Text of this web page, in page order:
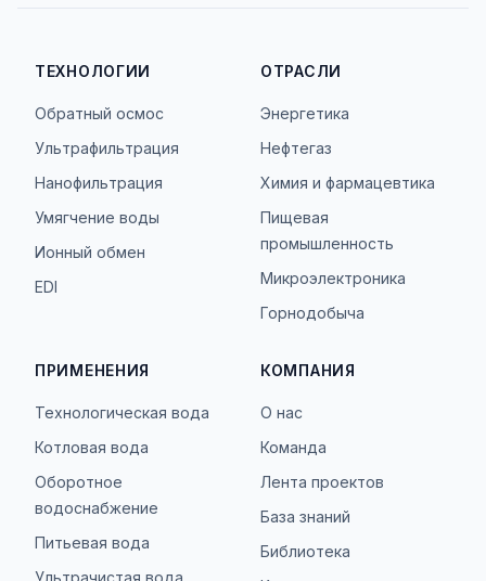
ТЕХНОЛОГИИ
Обратный осмос
Ультрафильтрация
Нанофильтрация
Умягчение воды
Ионный обмен
EDI
ОТРАСЛИ
Энергетика
Нефтегаз
Химия и фармацевтика
Пищевая
промышленность
Микроэлектроника
Горнодобыча
ПРИМЕНЕНИЯ
Технологическая вода
Котловая вода
Оборотное
водоснабжение
Питьевая вода
Ультрачистая вода
КОМПАНИЯ
О нас
Команда
Лента проектов
База знаний
Библиотека